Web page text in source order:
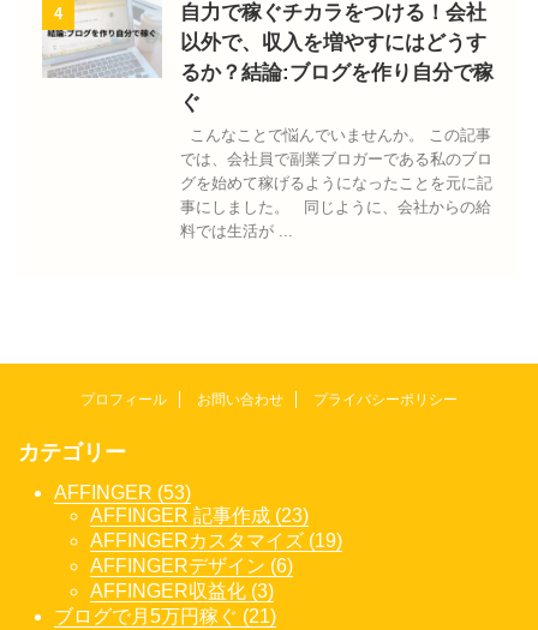
4
自力で稼ぐチカラをつける！会社
以外で、収入を増やすにはどうす
るか？結論:ブログを作り自分で稼
ぐ
こんなことで悩んでいませんか。 この記事
では、会社員で副業ブロガーである私のブロ
グを始めて稼げるようになったことを元に記
事にしました。 同じように、会社からの給
料では生活が ...
プロフィール お問い合わせ プライバシーポリシー
カテゴリー
AFFINGER (53)
AFFINGER 記事作成 (23)
AFFINGERカスタマイズ (19)
AFFINGERデザイン (6)
AFFINGER収益化 (3)
ブログで月5万円稼ぐ (21)